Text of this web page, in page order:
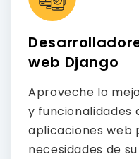
web Django
Aproveche lo
y funcionalidades
aplicaciones web
necesidades de